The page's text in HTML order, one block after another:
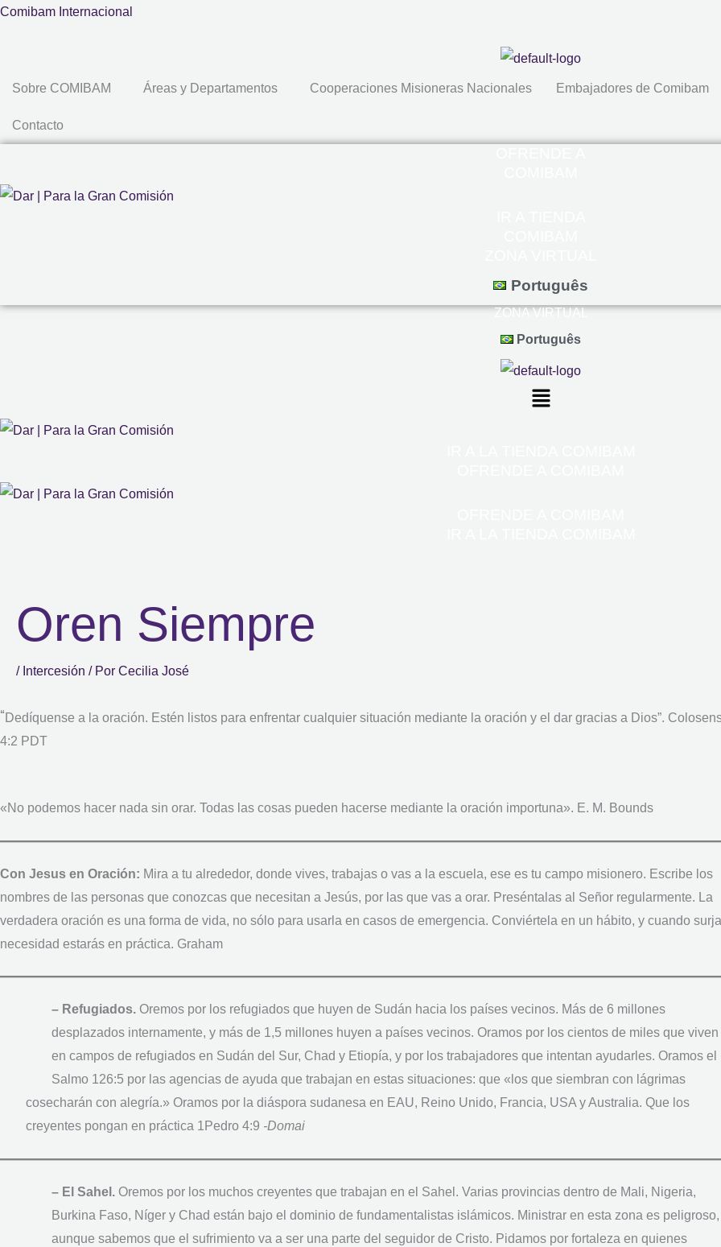
Ir
Comibam Internacional
Sobre COMIBAM Áreas y Departamentos Cooperaciones Misioneras Nacionales Embajadores de Comibam
Contacto
Português
ZONA VIRTUAL
Português
Oren Siempre
/ Intercesión / Por Cecilia José
“ Dedíquense a la oración. Estén listos para enfrentar cualquier situación mediante la oración y el dar gracias a Dios”.
4:2 PDT
«No podemos hacer nada sin orar. Todas las cosas pueden hacerse mediante la oración importuna». E. M. Bounds
Con Jesus en Oración: Mira a tu alrededor, donde vives, trabajas o vas a la escuela, ese es tu campo misionero. Escribe los
nombres de las personas que conozcas que necesitan a Jesús, por las que vas a orar. Preséntalas al Señor regularmente. La
verdadera oración es una forma de vida, no sólo para usarla en casos de emergencia. Conviértela en un hábito, y cuando
necesidad estarás en práctica. Graham
– Refugiados. Oremos por los refugiados que huyen de Sudán hacia los países vecinos. Más de 6 millones
desplazados internamente, y más de 1,5 millones huyen a países vecinos. Oramos por los cientos de miles que viven
en campos de refugiados en Sudán del Sur, Chad y Etiopía, y por los trabajadores que intentan ayudarles. Oramos el
Salmo 126:5 por las agencias de ayuda que trabajan en estas situaciones: que «los que siembran con lágrimas
cosecharán con alegría.» Oramos por la diáspora sudanesa en EAU, Reino Unido, Francia, USA y Australia. Que los
creyentes pongan en práctica 1Pedro 4:9 -Domai
– El Sahel. Oremos por los muchos creyentes que trabajan en el Sahel. Varias provincias dentro de Mali, Nigeria,
Burkina Faso, Níger y Chad están bajo el dominio de fundamentalistas islámicos. Ministrar en esta zona es peligroso,
aunque sabemos que el sufrimiento va a ser una parte del seguidor de Cristo. Pidamos por fortaleza en quienes